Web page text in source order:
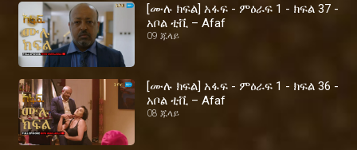
[ሙሉ ክፍል] አፋፍ - ምዕራፍ 1 - ክፍል 37 -
አቦል ቲቪ – Afaf
09 ጁላይ
[ሙሉ ክፍል] አፋፍ - ምዕራፍ 1 - ክፍል 36 -
አቦል ቲቪ – Afaf
08 ጁላይ